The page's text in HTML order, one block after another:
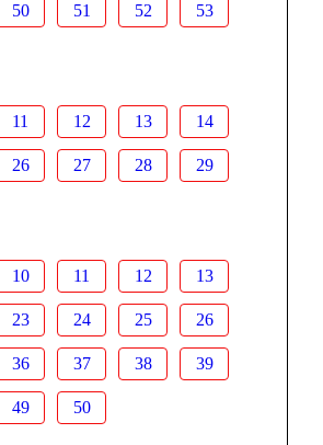
50 51 52 53
11 12 13 14
26 27 28 29
10 11 12 13
23 24 25 26
36 37 38 39
49 50